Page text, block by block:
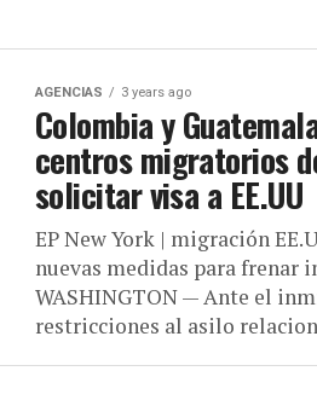
AGENCIAS 3 years ago
Colombia y
centros migratorios
solicitar visa a EE.UU
EP New York | migración
nuevas medidas para frenar
WASHINGTON — Ante el
restricciones al asilo